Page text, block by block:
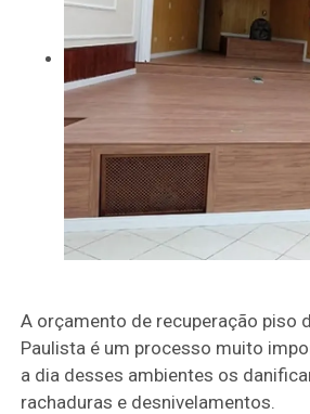
A orçamento de recuperação piso
Paulista é um processo muito
a dia desses ambientes os
rachaduras e desnivelamentos.